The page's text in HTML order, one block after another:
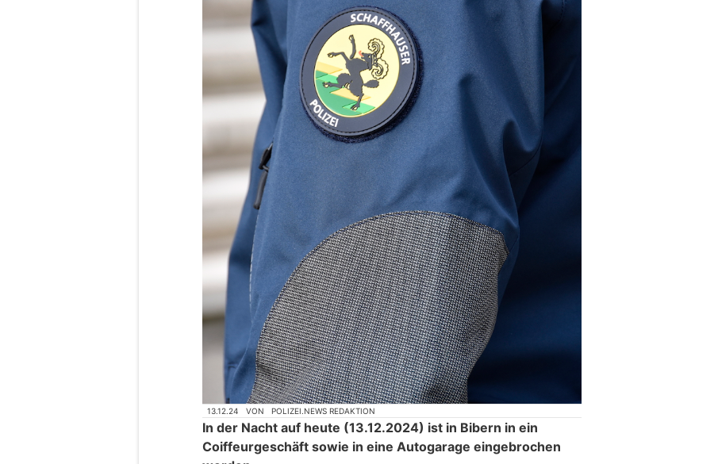
13.12.24 VON POLIZEI.NEWS REDAKTION
In der Nacht auf heute (13.12.2024) ist in Bibern in ein
Coiffeurgeschäft sowie in eine Autogarage eingebrochen